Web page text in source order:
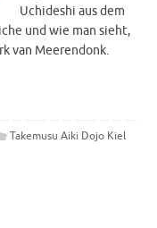
Uchideshi aus dem
und wie man sieht,
van Meerendonk.
Takemusu Aiki Dojo Kiel